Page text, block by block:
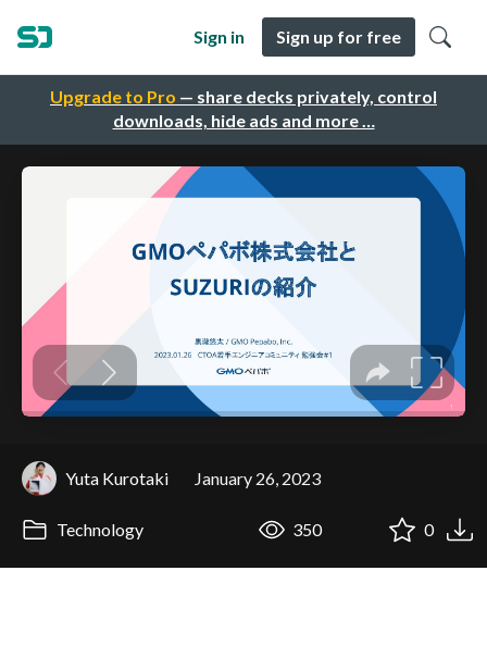
Upgrade to Pro — share decks privately, control
downloads, hide ads and more …
Sign in Sign up for free
Yuta Kurotaki January 26, 2023
Technology 350 0